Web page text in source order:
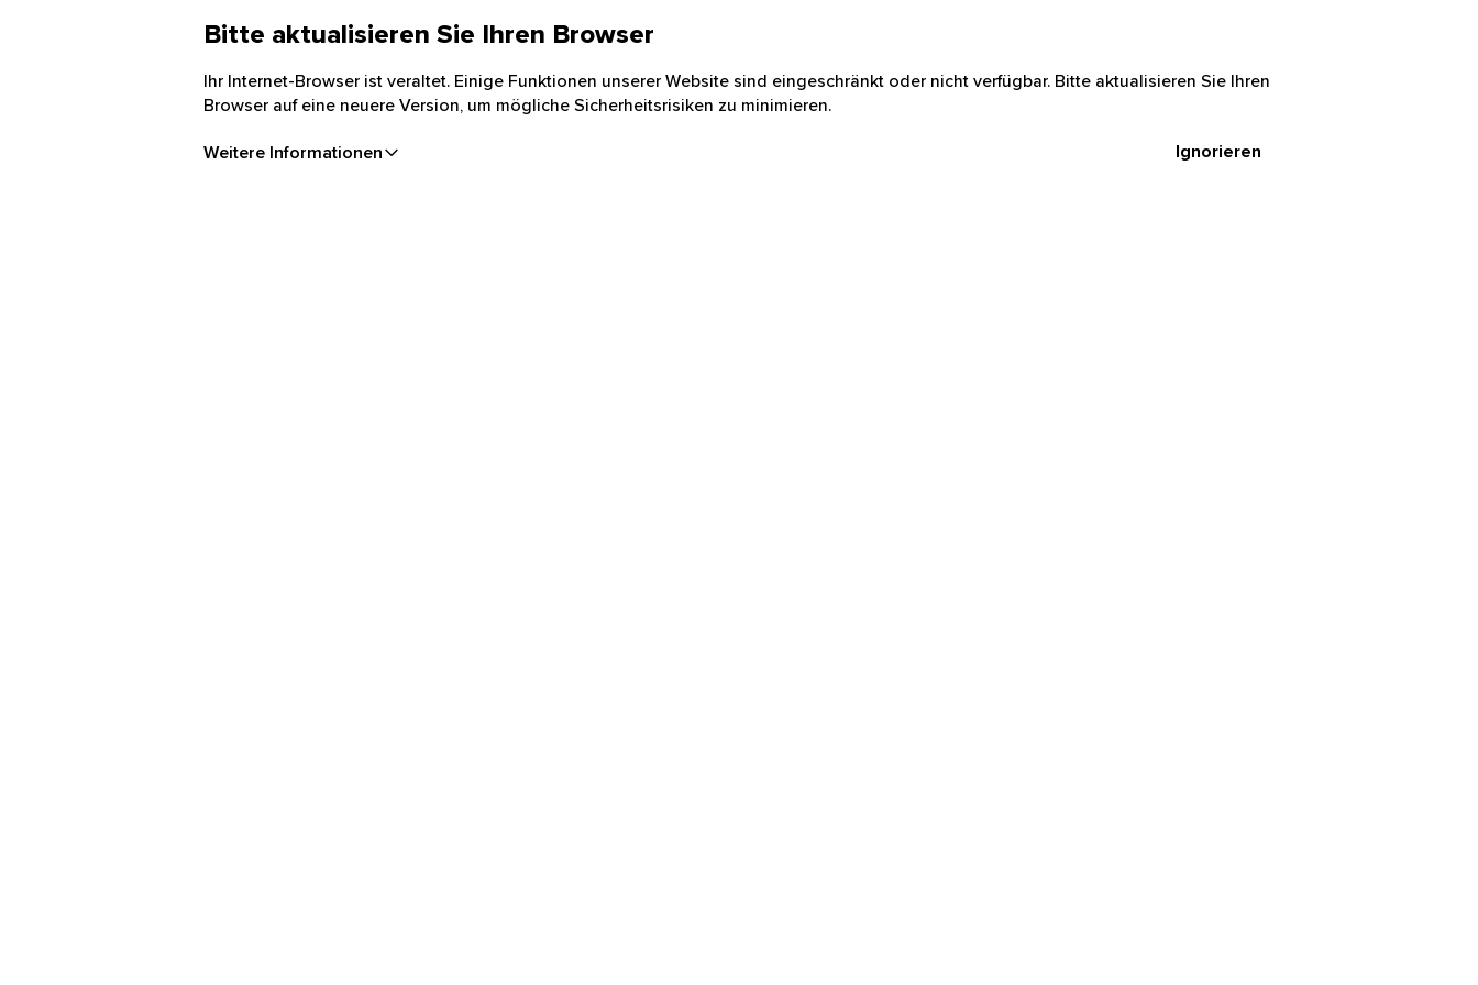
Bitte aktualisieren Sie Ihren Browser
Ihr Internet-Browser ist veraltet. Einige Funktionen unserer Website sind eingeschränkt oder nicht verfügbar. Bitte aktualisieren Sie Ihren
Browser auf eine neuere Version, um mögliche Sicherheitsrisiken zu minimieren.
Weitere Informationen Ignorieren